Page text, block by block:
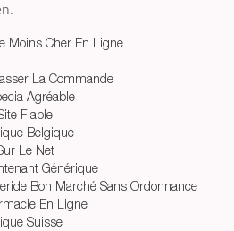
Moins Cher En Ligne
La Commande
Agréable
Fiable
Belgique
Le Net
Générique
Bon Marché Sans Ordonnance
En Ligne
Suisse